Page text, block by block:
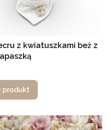
z kwiatuszkami beż z
produkt